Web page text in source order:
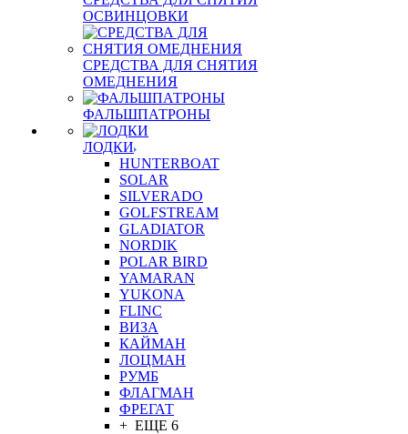
ОСВИНЦОВКИ
СРЕДСТВА ДЛЯ СНЯТИЯ
ОМЕДНЕНИЯ
ФАЛЬШПАТРОНЫ
ЛОДКИ
HUNTERBOAT
SOLAR
SILVERADO
GOLFSTREAM
GLADIATOR
NORDIK
POLAR BIRD
YAMARAN
YUKONA
FLINC
ВИЗА
КАЙМАН
ЛОЦМАН
РУМБ
ФЛАГМАН
ФРЕГАТ
+ ЕЩЕ 6